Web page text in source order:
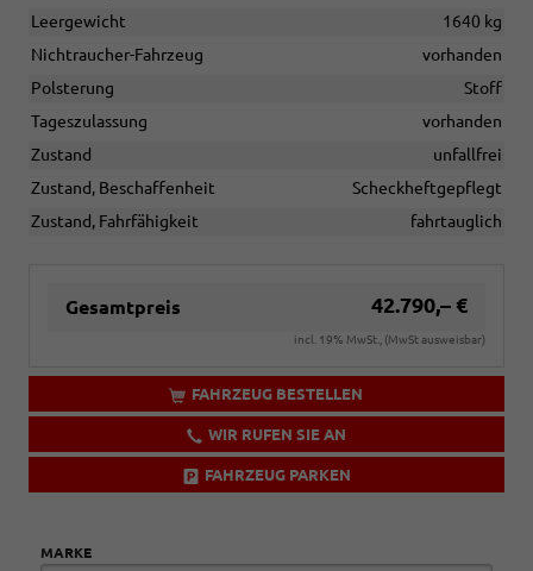
Leergewicht
1640 kg
Nichtraucher-Fahrzeug
vorhanden
Polsterung
Stoff
Tageszulassung
vorhanden
Zustand
unfallfrei
Zustand, Beschaffenheit
Scheckheftgepflegt
Zustand, Fahrfähigkeit
fahrtauglich
Gesamtpreis 42.790,– €
incl. 19% MwSt., (MwSt ausweisbar)
FAHRZEUG BESTELLEN
WIR RUFEN SIE AN
FAHRZEUG PARKEN
MARKE